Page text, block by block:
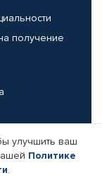
получение
улучшить ваш
Политике
.